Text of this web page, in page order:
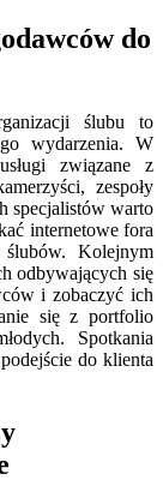
do
ślubu to
wydarzenia. W
związane z
zespoły
specjalistów warto
internetowe fora
Kolejnym
odbywających się
i zobaczyć ich
się z portfolio
Spotkania
do klienta